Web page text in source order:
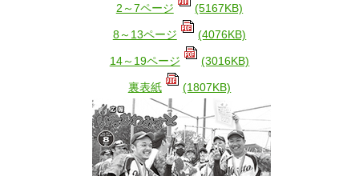
2～7ページ (5167KB)
8～13ページ (4076KB)
14～19ページ (3016KB)
裏表紙 (1807KB)